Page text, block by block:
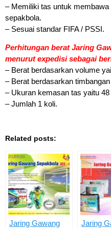
– Memiliki tas untuk
sepakbola.
– Sesuai standar FIFA / PSSI.
Perhitungan berat Jaring
menurut expedisi sebagai
– Berat berdasarkan volume
– Berat berdasarkan
– Ukuran kemasan tas yaitu
– Jumlah 1 koli.
Related posts:
Jaring Gawang
Jaring